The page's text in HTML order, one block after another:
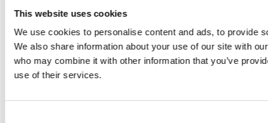
This website uses cookies
We use cookies to personalise content and ads, to provide
We also share information about your use of our site with
who may combine it with other information that you’ve
use of their services.
hankitaan käytettäväksi yhtiön osakepohjaisiin
kannustinjärjestelmiin, hallituksen
jäsenyyspalkkioiden maksamiseksi, vastikkeena
liiketoimintaan liittyvissä hankinnoissa tai yhtiöllä
pidettäväksi, muutoin luovutettaviksi tai
osakkeiden hankkimiseen liittyvistä ehdoista.